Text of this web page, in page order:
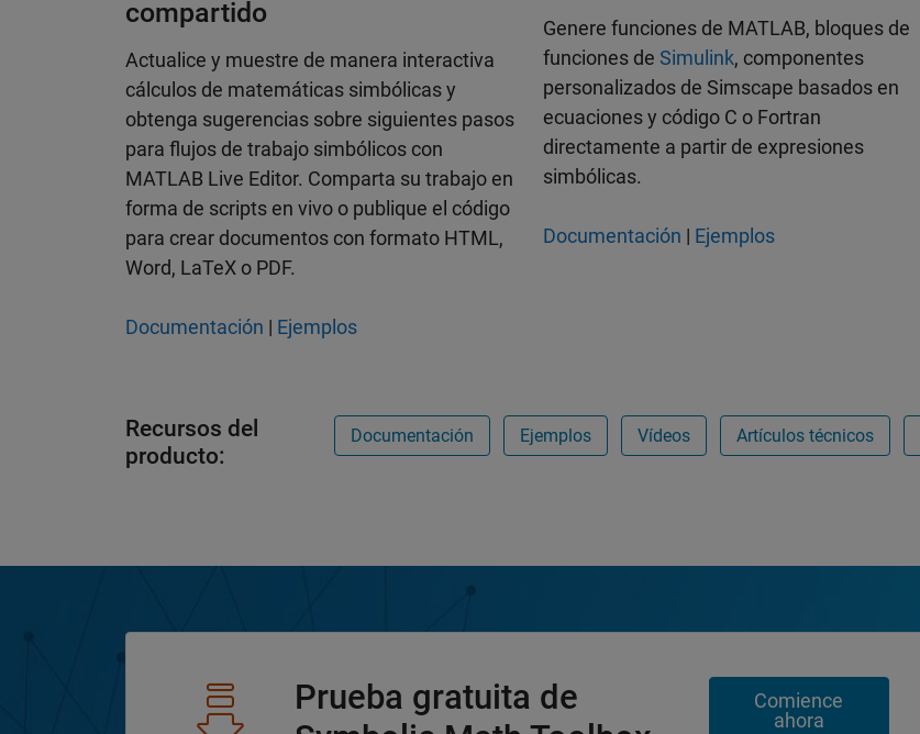
compartido
Actualice y muestre de manera interactiva
cálculos de matemáticas simbólicas y
obtenga sugerencias sobre siguientes pasos
para flujos de trabajo simbólicos con
MATLAB Live Editor. Comparta su trabajo en
forma de scripts en vivo o publique el código
para crear documentos con formato HTML,
Word, LaTeX o PDF.
Documentación | Ejemplos
Genere funciones de MATLAB, bloques de
funciones de Simulink, componentes
personalizados de Simscape basados en
ecuaciones y código C o Fortran
directamente a partir de expresiones
simbólicas.
Documentación | Ejemplos
Recursos del
producto:
Documentación Ejemplos Vídeos Artículos técnicos
Prueba gratuita de
Comience
ahora